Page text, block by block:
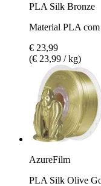
PLA Silk Bronze
Material PLA com
€ 23,99
(€ 23,99 / kg)
AzureFilm
PLA Silk Olive